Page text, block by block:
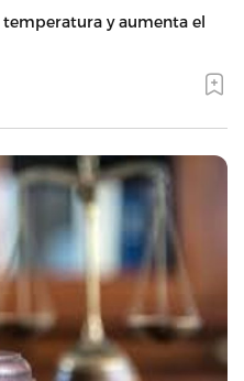
temperatura y aumenta el